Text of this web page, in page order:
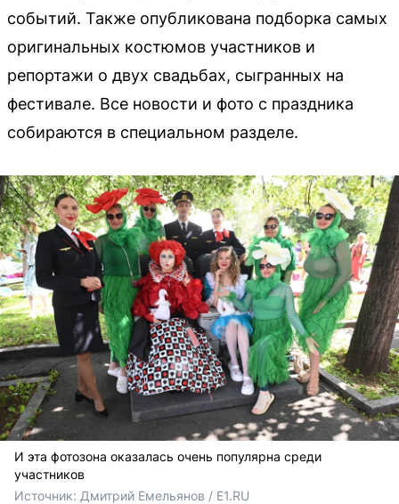
событий. Также опубликована подборка самых
оригинальных костюмов участников и
репортажи о двух свадьбах, сыгранных на
фестивале. Все новости и фото с праздника
собираются в специальном разделе.
И эта фотозона оказалась очень популярна среди
участников
Источник: Дмитрий Емельянов / E1.RU